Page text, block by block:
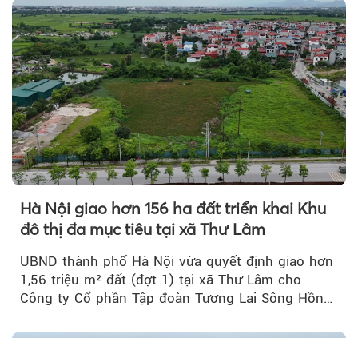
Hà Nội giao hơn 156 ha đất triển khai Khu
đô thị đa mục tiêu tại xã Thư Lâm
UBND thành phố Hà Nội vừa quyết định giao hơn
1,56 triệu m² đất (đợt 1) tại xã Thư Lâm cho
Công ty Cổ phần Tập đoàn Tương Lai Sông Hồng